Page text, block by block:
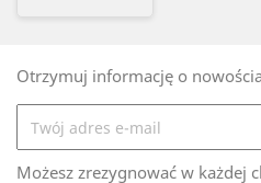
Otrzymuj informację o
Możesz zrezygnować w każdej